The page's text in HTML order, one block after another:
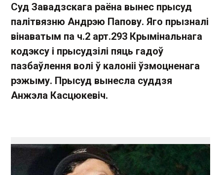
Суд Завадзскага раёна вынес прысуд
палітвязню Андрэю Папову. Яго прызналі
вінаватым па ч.2 арт.293 Крымінальнага
кодэксу і прысудзілі пяць гадоў
пазбаўлення волі ў калоніі ўзмоцненага
рэжыму. Прысуд вынесла суддзя
Анжэла Касцюкевіч.